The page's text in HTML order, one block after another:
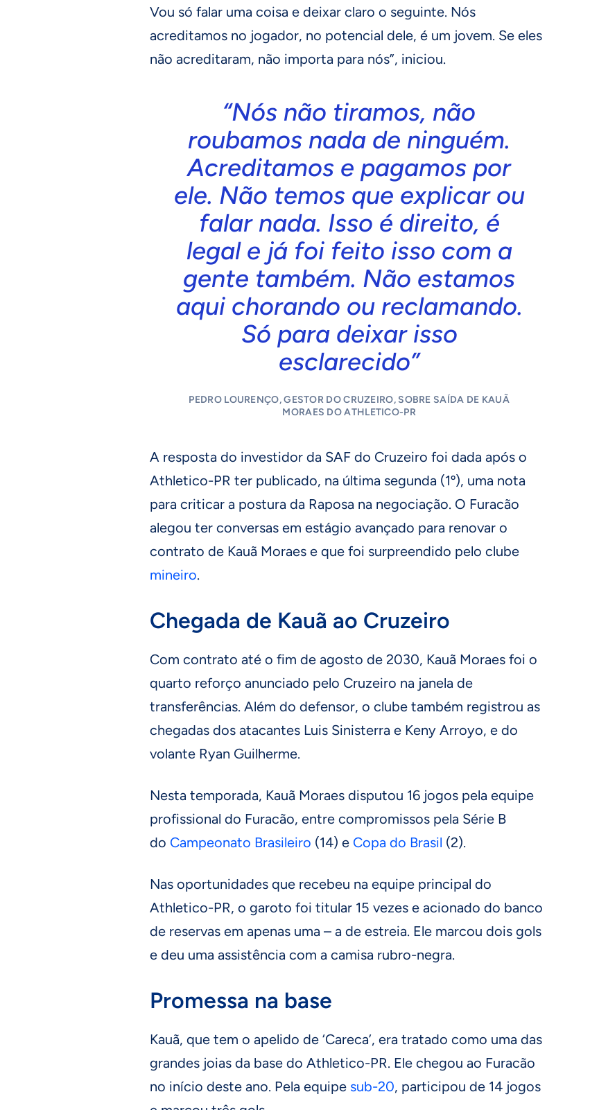
Vou só falar uma coisa e deixar claro o seguinte. Nós
acreditamos no jogador, no potencial dele, é um jovem. Se eles
não acreditaram, não importa para nós”, iniciou.
“Nós não tiramos, não
roubamos nada de ninguém.
Acreditamos e pagamos por
ele. Não temos que explicar ou
falar nada. Isso é direito, é
legal e já foi feito isso com a
gente também. Não estamos
aqui chorando ou reclamando.
Só para deixar isso
esclarecido”
PEDRO LOURENÇO, GESTOR DO CRUZEIRO, SOBRE SAÍDA DE KAUÃ
MORAES DO ATHLETICO-PR
A resposta do investidor da SAF do Cruzeiro foi dada após o
Athletico-PR ter publicado, na última segunda (1º), uma nota
para criticar a postura da Raposa na negociação. O Furacão
alegou ter conversas em estágio avançado para renovar o
contrato de Kauã Moraes e que foi surpreendido pelo clube
mineiro.
Chegada de Kauã ao Cruzeiro
Com contrato até o fim de agosto de 2030, Kauã Moraes foi o
quarto reforço anunciado pelo Cruzeiro na janela de
transferências. Além do defensor, o clube também registrou as
chegadas dos atacantes Luis Sinisterra e Keny Arroyo, e do
volante Ryan Guilherme.
Nesta temporada, Kauã Moraes disputou 16 jogos pela equipe
profissional do Furacão, entre compromissos pela Série B
do Campeonato Brasileiro (14) e Copa do Brasil (2).
Nas oportunidades que recebeu na equipe principal do
Athletico-PR, o garoto foi titular 15 vezes e acionado do banco
de reservas em apenas uma – a de estreia. Ele marcou dois gols
e deu uma assistência com a camisa rubro-negra.
Promessa na base
Kauã, que tem o apelido de ‘Careca’, era tratado como uma das
grandes joias da base do Athletico-PR. Ele chegou ao Furacão
no início deste ano. Pela equipe sub-20, participou de 14 jogos